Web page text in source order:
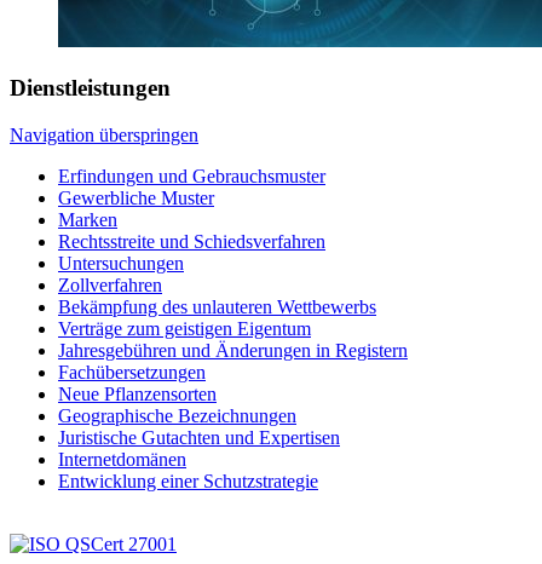
Dienstleistungen
Navigation überspringen
Erfindungen und Gebrauchsmuster
Gewerbliche Muster
Marken
Rechtsstreite und Schiedsverfahren
Untersuchungen
Zollverfahren
Bekämpfung des unlauteren Wettbewerbs
Verträge zum geistigen Eigentum
Jahresgebühren und Änderungen in Registern
Fachübersetzungen
Neue Pflanzensorten
Geographische Bezeichnungen
Juristische Gutachten und Expertisen
Internetdomänen
Entwicklung einer Schutzstrategie